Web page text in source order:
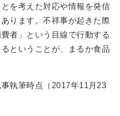
を考えた対応や情報を発信
ります。不祥事が起きた際
者」という目線で行動する
ということが、まるか食品
執筆時点（2017年11月23